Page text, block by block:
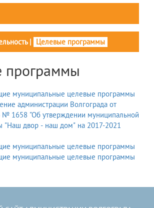
| Целевые программы
программы
муниципальные целевые программы
администрации Волгограда от
№ 1658 "Об утверждении муниципальной
"Наш двор - наш дом" на 2017-2021
муниципальные целевые программы
муниципальные целевые программы